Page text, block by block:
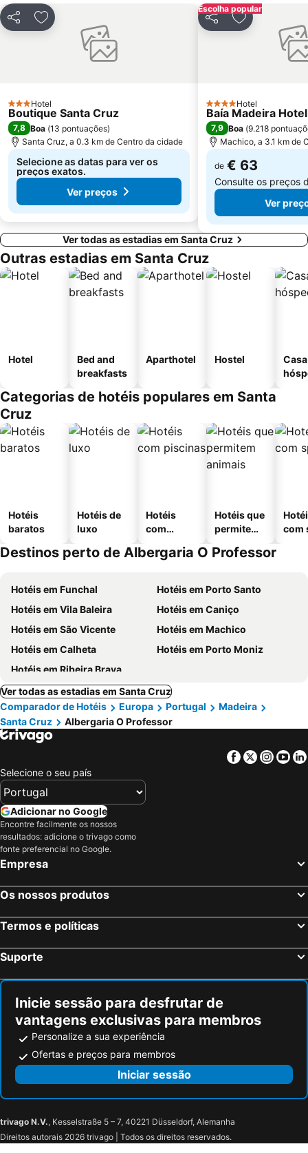
Jardim Botânico da Madeira
Vila Beach
Sociedade Turística Palheiro Golfe
PartilharAdicionar aos favoritos
3 Estrelas
Hotel
Boutique Santa Cruz
7,8 Boa (13 pontuações)
Santa Cruz, a 0.3 km de Centro da cidade
Selecione as datas para ver os
preços exatos.
Ver preços
Escolha popular
PartilharAdicionar
4 Estrelas
Hotel
Baía Madeira Hotel
7,9 Boa (9.218
Machico, a 3.1 km de
de € 63
Consulte os preços
Ver
Ver todas as estadias em Santa Cruz
Outras estadias em Santa Cruz
Hotel
Bed and
breakfasts
Aparthotel Hostel
Categorias de hotéis populares em Santa
Cruz
Hotéis
baratos
Hotéis de
luxo
Hotéis
com
Hotéis que
permitem
com
Destinos perto de Albergaria O Professor
Hotéis em Funchal
Hotéis em Porto Santo
Hotéis em Vila Baleira
Hotéis em Caniço
Hotéis em São Vicente
Hotéis em Machico
Hotéis em Calheta
Hotéis em Porto Moniz
Hotéis em Ribeira Brava
Ver todas as estadias em Santa Cruz
Comparador de Hotéis
Europa Portugal
Madeira
Santa Cruz
Albergaria O Professor
Facebook
Twitter
Selecione o seu país
Adicionar no Google
Encontre facilmente os nossos
resultados: adicione o trivago como
fonte preferencial no Google.
Empresa
Os nossos produtos
Termos e políticas
Suporte
Inicie sessão para desfrutar de
vantagens exclusivas para membros
Personalize a sua experiência
Ofertas e preços para membros
Iniciar sessão
trivago N.V., Kesselstraße 5 – 7, 40221 Düsseldorf, Alemanha
Direitos autorais 2026 trivago | Todos os direitos reservados.